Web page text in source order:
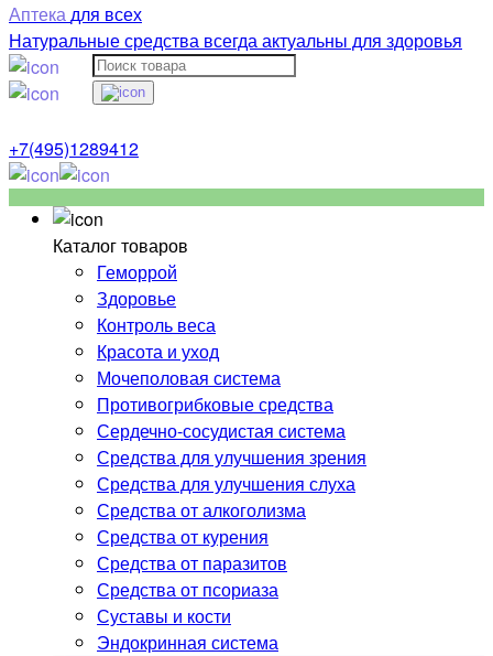
Аптекадля всех
Натуральные средства всегда актуальны для здоровья
+7(495)1289412
Каталог товаров
Геморрой
Здоровье
Контроль веса
Красота и уход
Мочеполовая система
Противогрибковые средства
Сердечно-сосудистая система
Средства для улучшения зрения
Средства для улучшения слуха
Средства от алкоголизма
Средства от курения
Средства от паразитов
Средства от псориаза
Суставы и кости
Эндокринная система